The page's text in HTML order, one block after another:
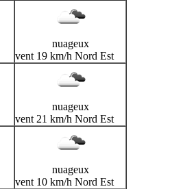
nuageux
vent 19 km/h Nord Est
nuageux
vent 21 km/h Nord Est
nuageux
vent 10 km/h Nord Est